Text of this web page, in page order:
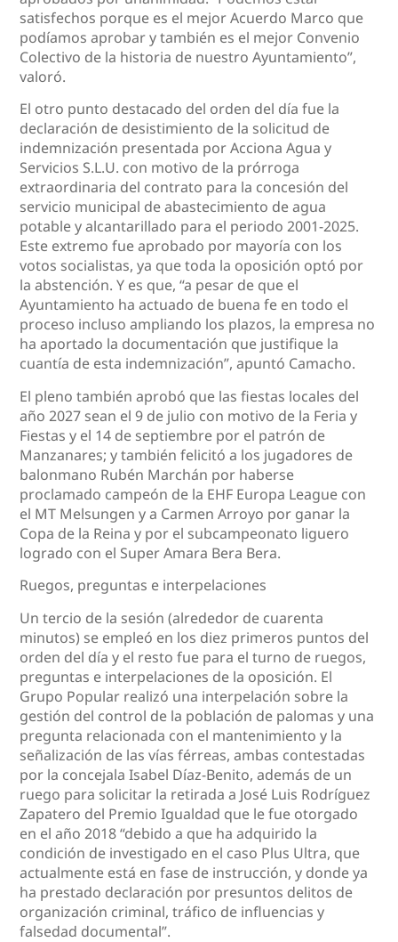
satisfechos porque es el mejor Acuerdo Marco que
podíamos aprobar y también es el mejor Convenio
Colectivo de la historia de nuestro Ayuntamiento”,
valoró.
El otro punto destacado del orden del día fue la
declaración de desistimiento de la solicitud de
indemnización presentada por Acciona Agua y
Servicios S.L.U. con motivo de la prórroga
extraordinaria del contrato para la concesión del
servicio municipal de abastecimiento de agua
potable y alcantarillado para el periodo 2001-2025.
Este extremo fue aprobado por mayoría con los
votos socialistas, ya que toda la oposición optó por
la abstención. Y es que, “a pesar de que el
Ayuntamiento ha actuado de buena fe en todo el
proceso incluso ampliando los plazos, la empresa no
ha aportado la documentación que justifique la
cuantía de esta indemnización”, apuntó Camacho.
El pleno también aprobó que las fiestas locales del
año 2027 sean el 9 de julio con motivo de la Feria y
Fiestas y el 14 de septiembre por el patrón de
Manzanares; y también felicitó a los jugadores de
balonmano Rubén Marchán por haberse
proclamado campeón de la EHF Europa League con
el MT Melsungen y a Carmen Arroyo por ganar la
Copa de la Reina y por el subcampeonato liguero
logrado con el Super Amara Bera Bera.
Ruegos, preguntas e interpelaciones
Un tercio de la sesión (alrededor de cuarenta
minutos) se empleó en los diez primeros puntos del
orden del día y el resto fue para el turno de ruegos,
preguntas e interpelaciones de la oposición. El
Grupo Popular realizó una interpelación sobre la
gestión del control de la población de palomas y una
pregunta relacionada con el mantenimiento y la
señalización de las vías férreas, ambas contestadas
por la concejala Isabel Díaz-Benito, además de un
ruego para solicitar la retirada a José Luis Rodríguez
Zapatero del Premio Igualdad que le fue otorgado
en el año 2018 “debido a que ha adquirido la
condición de investigado en el caso Plus Ultra, que
actualmente está en fase de instrucción, y donde ya
ha prestado declaración por presuntos delitos de
organización criminal, tráfico de influencias y
falsedad documental”.